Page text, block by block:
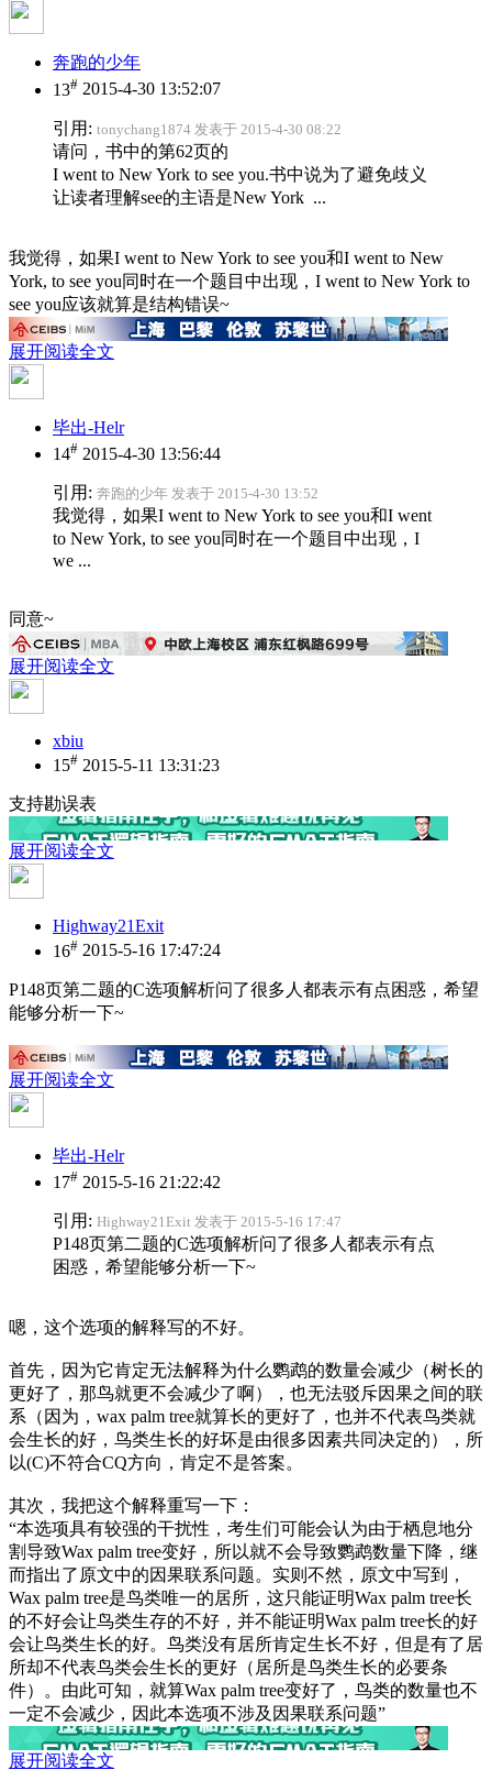
奔跑的少年
13# 2015-4-30 13:52:07
引用: tonychang1874 发表于 2015-4-30 08:22
请问，书中的第62页的
I went to New York to see you.书中说为了避免歧义
让读者理解see的主语是New York ...
我觉得，如果I went to New York to see you和I went to New
York, to see you同时在一个题目中出现，I went to New York to
see you应该就算是结构错误~
展开阅读全文
毕出-Helr
14# 2015-4-30 13:56:44
引用: 奔跑的少年 发表于 2015-4-30 13:52
我觉得，如果I went to New York to see you和I went
to New York, to see you同时在一个题目中出现，I
we ...
同意~
展开阅读全文
xbiu
15# 2015-5-11 13:31:23
支持勘误表
展开阅读全文
Highway21Exit
16# 2015-5-16 17:47:24
P148页第二题的C选项解析问了很多人都表示有点困惑，希望
能够分析一下~
展开阅读全文
毕出-Helr
17# 2015-5-16 21:22:42
引用: Highway21Exit 发表于 2015-5-16 17:47
P148页第二题的C选项解析问了很多人都表示有点
困惑，希望能够分析一下~
嗯，这个选项的解释写的不好。
首先，因为它肯定无法解释为什么鹦鹉的数量会减少（树长的
更好了，那鸟就更不会减少了啊），也无法驳斥因果之间的联
系（因为，wax palm tree就算长的更好了，也并不代表鸟类就
会生长的好，鸟类生长的好坏是由很多因素共同决定的），所
以(C)不符合CQ方向，肯定不是答案。
其次，我把这个解释重写一下：
“本选项具有较强的干扰性，考生们可能会认为由于栖息地分
割导致Wax palm tree变好，所以就不会导致鹦鹉数量下降，继
而指出了原文中的因果联系问题。实则不然，原文中写到，
Wax palm tree是鸟类唯一的居所，这只能证明Wax palm tree长
的不好会让鸟类生存的不好，并不能证明Wax palm tree长的好
会让鸟类生长的好。鸟类没有居所肯定生长不好，但是有了居
所却不代表鸟类会生长的更好（居所是鸟类生长的必要条
件）。由此可知，就算Wax palm tree变好了，鸟类的数量也不
一定不会减少，因此本选项不涉及因果联系问题”
展开阅读全文